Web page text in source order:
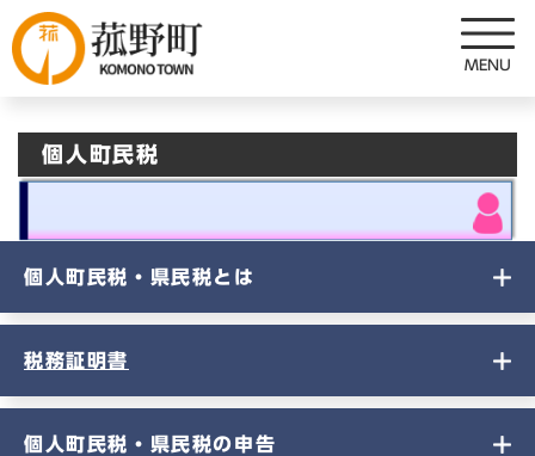
ー
ジ
先
。
個人町民税
個人町民税・県民税とは
税務証明書
個人町民税・県民税の申告